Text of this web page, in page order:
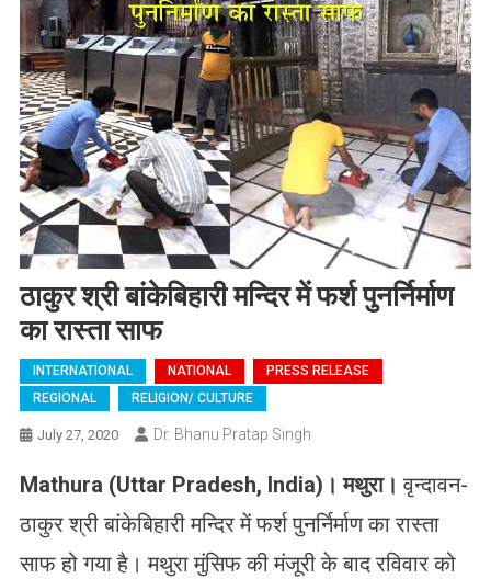
ठाकुर श्री बांकेबिहारी मन्दिर में फर्श पुनर्निर्माण
का रास्ता साफ
INTERNATIONAL NATIONAL
PRESS RELEASE
REGIONAL
RELIGION/ CULTURE
July 27, 2020 Dr. Bhanu Pratap Singh
Mathura (Uttar Pradesh, India) । मथुरा। वृन्दावन-
ठाकुर श्री बांकेबिहारी मन्दिर में फर्श पुनर्निर्माण का रास्ता
साफ हो गया है। मथुरा मुंसिफ की मंजूरी के बाद रविवार को